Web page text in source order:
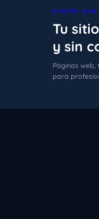
DISEÑO
Tu
y sin
Páginas
para